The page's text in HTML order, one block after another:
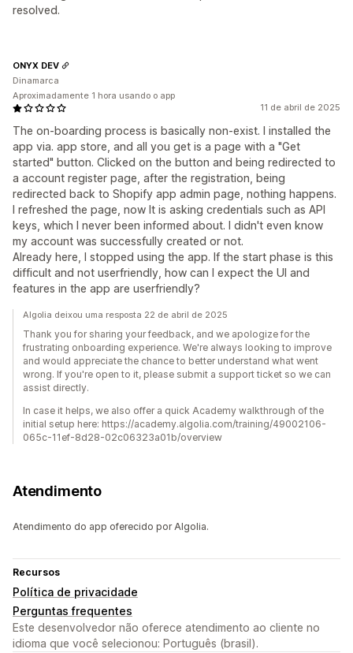
resolved.
11 de abril de 2025
The on-boarding process is basically non-exist. I installed the
app via. app store, and all you get is a page with a "Get
started" button. Clicked on the button and being redirected to
a account register page, after the registration, being
redirected back to Shopify app admin page, nothing happens.
I refreshed the page, now It is asking credentials such as API
keys, which I never been informed about. I didn't even know
my account was successfully created or not.
Already here, I stopped using the app. If the start phase is this
difficult and not userfriendly, how can I expect the UI and
features in the app are userfriendly?
ONYX DEV
Dinamarca
Aproximadamente 1 hora usando o app
Algolia deixou uma resposta 22 de abril de 2025
Thank you for sharing your feedback, and we apologize for the
frustrating onboarding experience. We're always looking to improve
and would appreciate the chance to better understand what went
wrong. If you're open to it, please submit a support ticket so we can
assist directly.
In case it helps, we also offer a quick Academy walkthrough of the
initial setup here: https://academy.algolia.com/training/49002106-
065c-11ef-8d28-02c06323a01b/overview
Atendimento
Atendimento do app oferecido por Algolia.
Recursos
Política de privacidade
Perguntas frequentes
Este desenvolvedor não oferece atendimento ao cliente no
idioma que você selecionou: Português (brasil).